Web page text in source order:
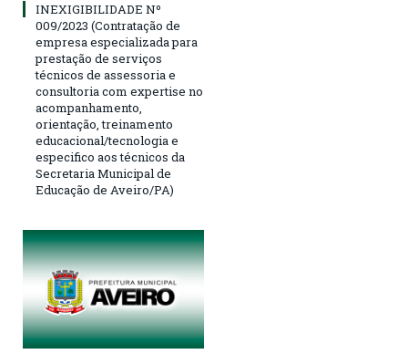
INEXIGIBILIDADE Nº
009/2023 (Contratação de
empresa especializada para
prestação de serviços
técnicos de assessoria e
consultoria com expertise no
acompanhamento,
orientação, treinamento
educacional/tecnologia e
especifico aos técnicos da
Secretaria Municipal de
Educação de Aveiro/PA)